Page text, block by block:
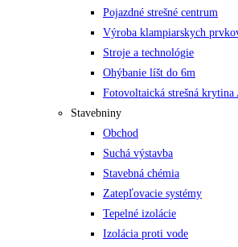
Pojazdné strešné centrum
Výroba klampiarskych
Stroje a technológie
Ohýbanie líšt do 6m
Fotovoltaická strešná krytina
Stavebniny
Obchod
Suchá výstavba
Stavebná chémia
Zatepľovacie systémy
Tepelné izolácie
Izolácia proti vode